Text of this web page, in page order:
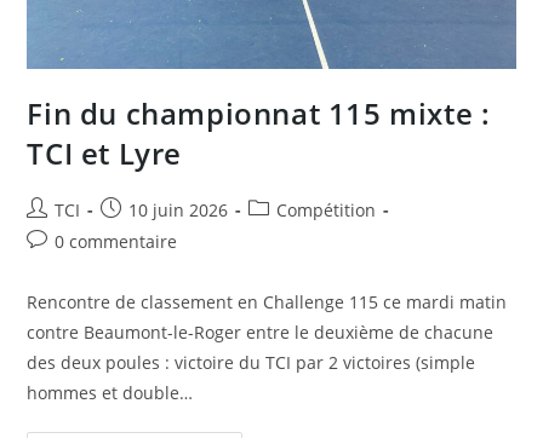
Fin du championnat 115 mixte :
TCI et Lyre
Auteur/autrice
de
TCI
Publication
publiée :
10 juin 2026
PostCompétition
Commentaires
publication :
0 commentaire
Rencontre de classement en Challenge 115 ce mardi matin
contre Beaumont-le-Roger entre le deuxième de chacune
des deux poules : victoire du TCI par 2 victoires (simple
hommes et double…